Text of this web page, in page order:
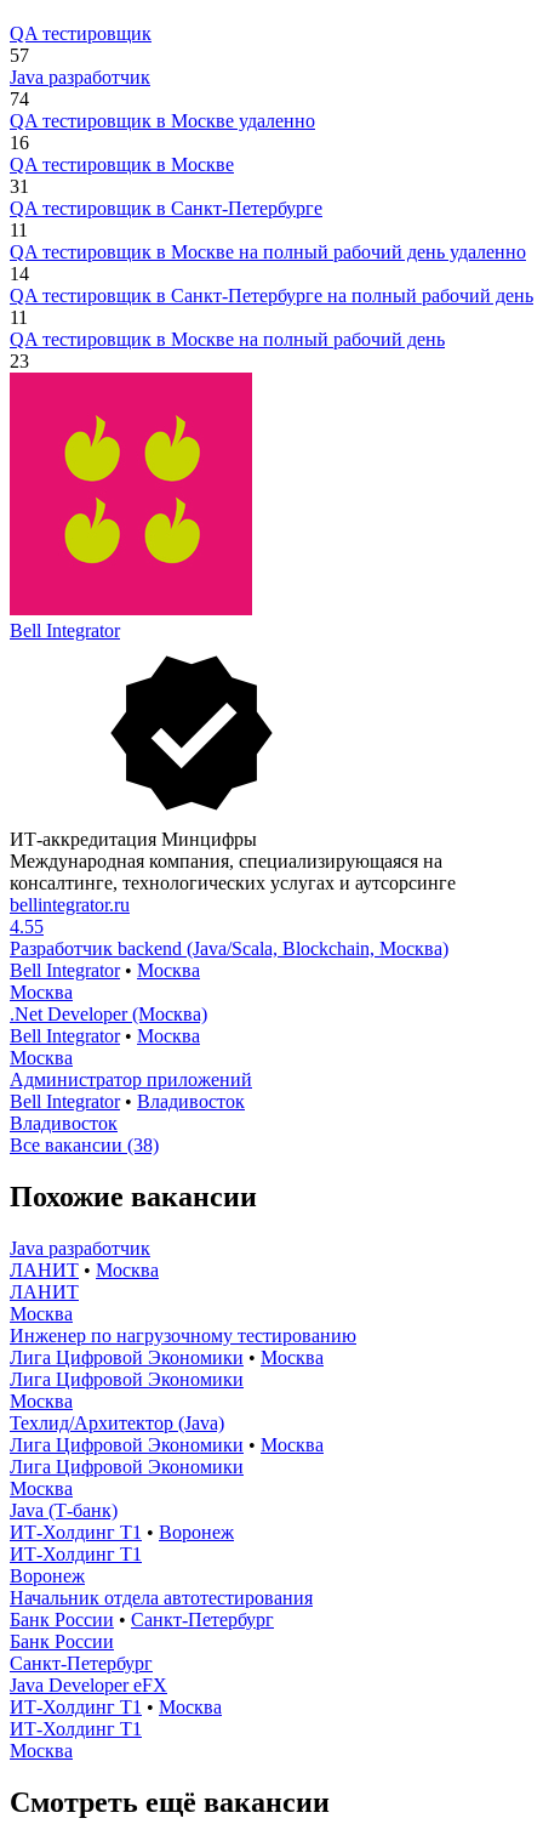
QA тестировщик
57
Java разработчик
74
QA тестировщик в Москве удаленно
16
QA тестировщик в Москве
31
QA тестировщик в Санкт-Петербурге
11
QA тестировщик в Москве на полный рабочий день удаленно
14
QA тестировщик в Санкт-Петербурге на полный рабочий день
11
QA тестировщик в Москве на полный рабочий день
23
Bell Integrator
ИТ-аккредитация Минцифры
Международная компания, специализирующаяся на
консалтинге, технологических услугах и аутсорсинге
bellintegrator.ru
4.55
Разработчик backend (Java/Scala, Blockchain, Москва)
Bell Integrator• Москва
Москва
.Net Developer (Москва)
Bell Integrator• Москва
Москва
Администратор приложений
Bell Integrator• Владивосток
Владивосток
Все вакансии (38)
Похожие вакансии
Java разработчик
ЛАНИТ • Москва
ЛАНИТ
Москва
Инженер по нагрузочному тестированию
Лига Цифровой Экономики • Москва
Лига Цифровой Экономики
Москва
Техлид/Архитектор (Java)
Лига Цифровой Экономики • Москва
Лига Цифровой Экономики
Москва
Java (Т-банк)
ИТ-Холдинг Т1 • Воронеж
ИТ-Холдинг Т1
Воронеж
Начальник отдела автотестирования
Банк России • Санкт-Петербург
Банк России
Санкт-Петербург
Java Developer eFX
ИТ-Холдинг Т1 • Москва
ИТ-Холдинг Т1
Москва
Смотреть ещё вакансии